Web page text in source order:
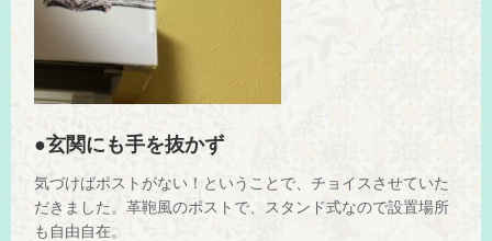
●玄関にも手を抜かず
気づけばポストがない！ということで、チョイスさせていた
だきました。革鞄風のポストで、スタンド式なので設置場所
も自由自在。